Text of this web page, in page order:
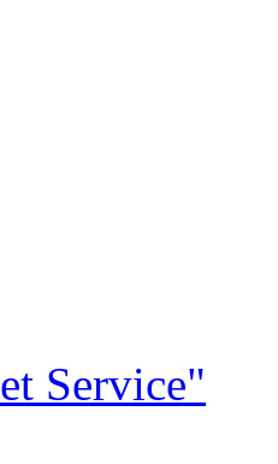
Service"